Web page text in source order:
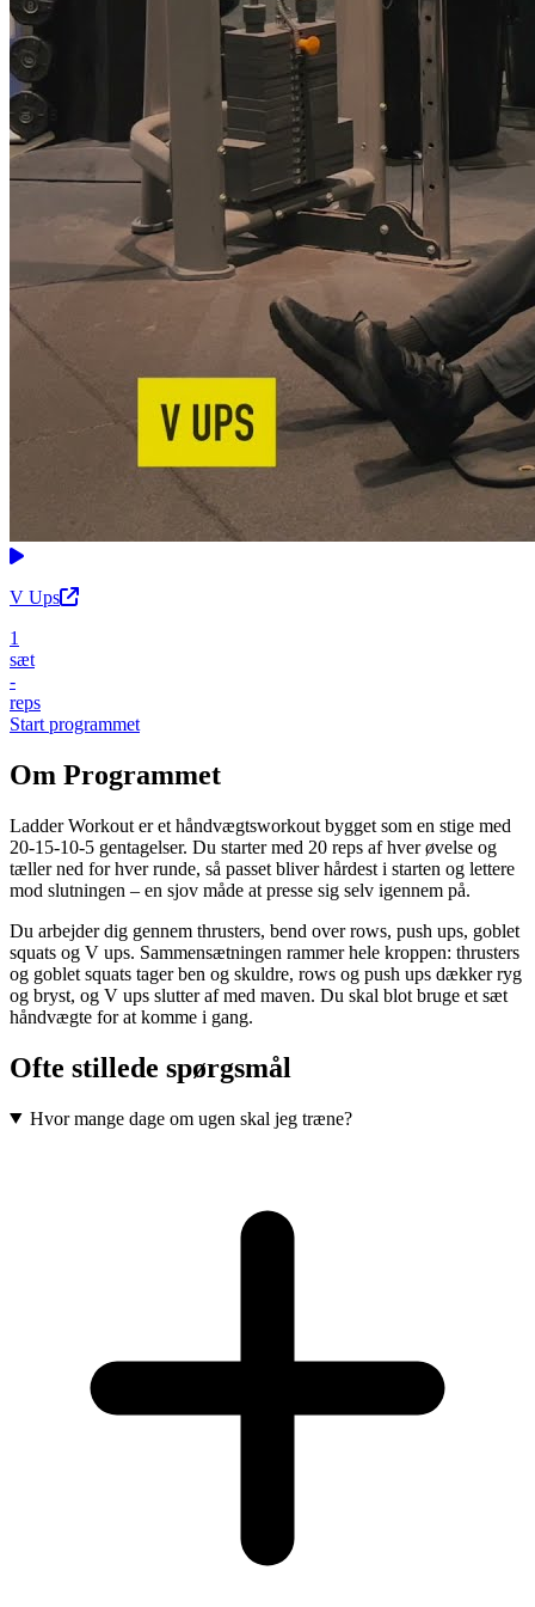
V Ups
1
sæt
-
reps
Start programmet
Om Programmet
Ladder Workout er et håndvægtsworkout bygget som en stige med
20-15-10-5 gentagelser. Du starter med 20 reps af hver øvelse og
tæller ned for hver runde, så passet bliver hårdest i starten og lettere
mod slutningen – en sjov måde at presse sig selv igennem på.
Du arbejder dig gennem thrusters, bend over rows, push ups, goblet
squats og V ups. Sammensætningen rammer hele kroppen: thrusters
og goblet squats tager ben og skuldre, rows og push ups dækker ryg
og bryst, og V ups slutter af med maven. Du skal blot bruge et sæt
håndvægte for at komme i gang.
Ofte stillede spørgsmål
Hvor mange dage om ugen skal jeg træne?